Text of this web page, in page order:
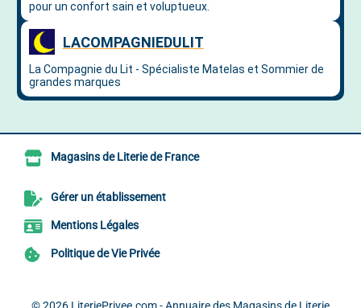
Magasins de Literie de France
Gérer un établissement
Mentions Légales
Politique de Vie Privée